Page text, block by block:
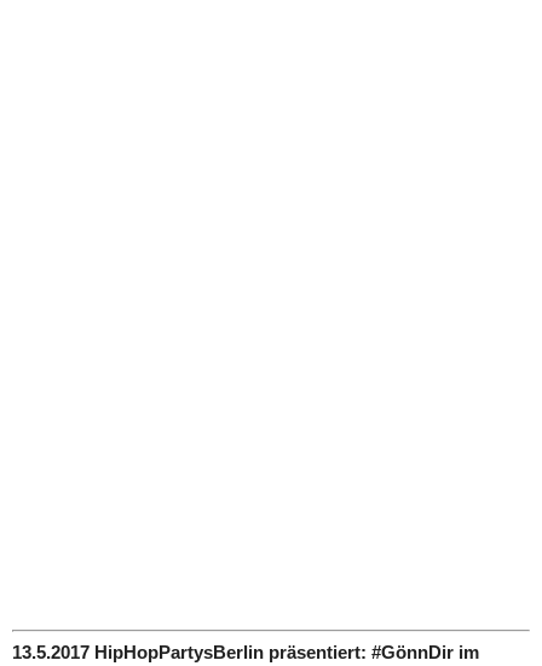
13.5.2017 HipHopPartysBerlin präsentiert: #GönnDir im